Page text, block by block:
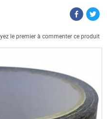
le premier à commenter ce produit